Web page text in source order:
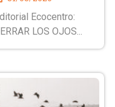
Ecocentro:
LOS OJOS...